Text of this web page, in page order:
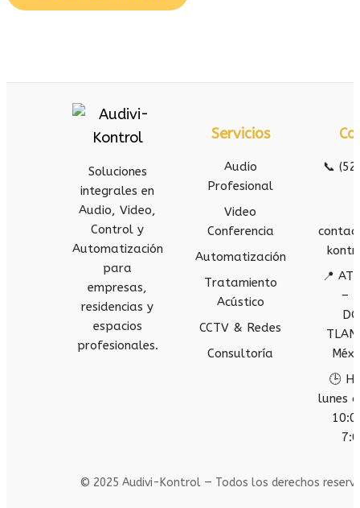
Soluciones
integrales en
Audio, Video,
Control y
Automatización
para
empresas,
residencias y
espacios
profesionales.
Servicios
Audio
Profesional
Video
Conferencia
Automatización
Tratamiento
Acústico
CCTV & Redes
Consultoría
📞
📍
–
🕒
lunes
© 2025 Audivi-Kontrol — Todos los derechos